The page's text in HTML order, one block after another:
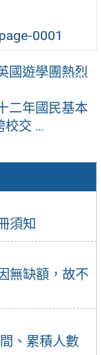
須知
無缺額，故不
、累積人數
0001
國遊學團熱烈
二年國民基本
交 ...